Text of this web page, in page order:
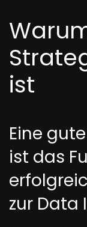
ist
Eine
ist das
zur Data